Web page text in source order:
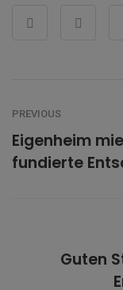
PREVIOUS
Eigenheim
fundierte
Guten